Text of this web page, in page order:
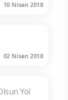
10 Nisan 2018
02 Nisan 2018
Yol